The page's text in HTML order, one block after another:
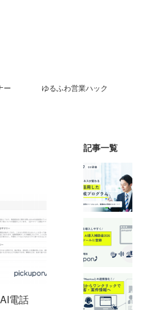
ー ゆるふわ営業ハック
電話
記事一覧